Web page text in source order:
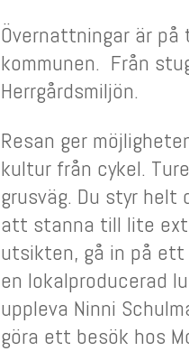
Övernattningar är
kommunen. Från
Herrgårdsmiljön.
Resan ger
kultur från cykel.
grusväg. Du styr
att stanna till lite
utsikten, gå in på
en lokalproducerad
uppleva Ninni
göra ett besök hos